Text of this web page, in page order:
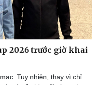
2026 trước giờ khai
Tuy nhiên, thay vì chỉ